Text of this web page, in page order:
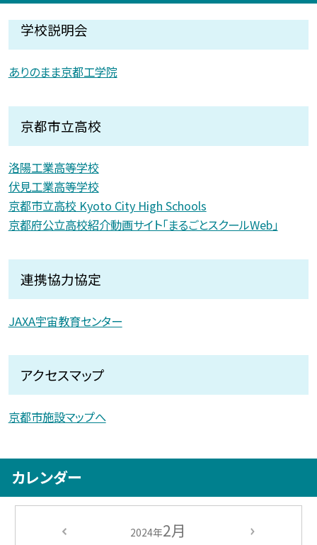
学校説明会
ありのまま京都工学院
京都市立高校
洛陽工業高等学校
伏見工業高等学校
京都市立高校 Kyoto City High Schools
京都府公立高校紹介動画サイト「まるごとスクールWeb」
連携協力協定
JAXA宇宙教育センター
アクセスマップ
京都市施設マップへ
カレンダー
2024年2月